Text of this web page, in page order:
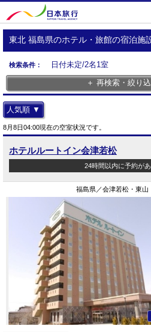
東北 福島県のホテル・旅館の宿泊
検索条件：
日付未定/2名1室
＋ 再検索・絞り
人気順 ▼
8月8日04:00現在の空室状況です。
ホテルルートイン会津若松
24時間以内に予約があ
福島県／会津若松・東